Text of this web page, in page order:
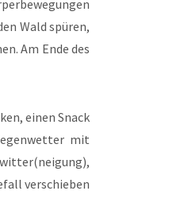
Wald spüren,
Am Ende des
einen Snack
mit
verschieben